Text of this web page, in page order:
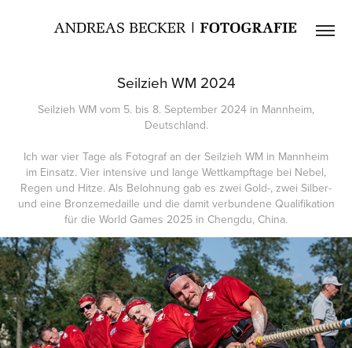
Seilzieh WM 2024
Seilzieh WM vom 5. bis 8. September 2024 in Mannheim,
Deutschland.
Ich war vier Tage als Fotograf an der Seilzieh WM in Mannheim
im Einsatz. Vier intensive und lange Wettkampftage bei Nebel,
Regen und Hitze. Als Belohnung gab es zwei Gold-, zwei Silber-
und eine Bronzemedaille und die damit verbundene Qualifikation
für die World Games 2025 in Chengdu, China.